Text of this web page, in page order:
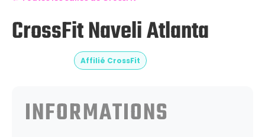
Outils
CrossFit Naveli Atlanta
Affilié CrossFit
INFORMATIONS